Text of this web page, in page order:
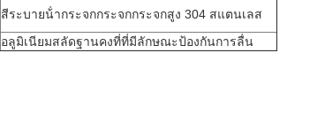
สีระบายน้ํากระจกกระจกกระจกสูง 304 สแตนเลส
อลูมิเนียมสลัดฐานคงที่ที่มีลักษณะป้องกันการลื่น